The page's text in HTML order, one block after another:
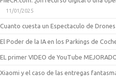
11/01/2025
Cuanto cuesta un Espectaculo de Drones
El Poder de la IA en los Parkings de
EL primer VIDEO de YouTube
Xiaomi y el caso de las entregas